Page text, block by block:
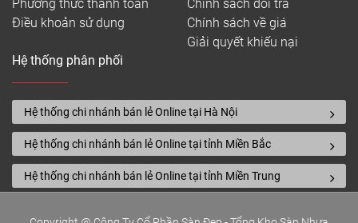
Phương thức thanh toán
Điều khoản sử dụng
Chính sách đổi trả
Chính sách về giá
Giải quyết khiếu nại
Hệ thống phân phối
Hệ thống chi nhánh bán lẻ Online tại Hà Nội
Hệ thống chi nhánh bán lẻ Online tại tỉnh Miền Bắc
Hệ thống chi nhánh bán lẻ Online tại tỉnh Miền Trung